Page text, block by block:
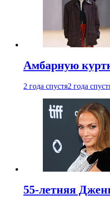
Амбарную
2 года спустя2 года
55-летняя